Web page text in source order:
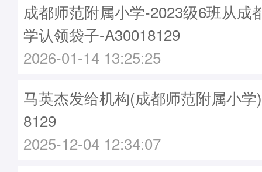
成都师范附属小学-2023级6班从成
学认领袋子-A30018129
2026-01-14 13:25:25
马英杰发给机构(成都师范附属小
8129
2025-12-04 12:34:07